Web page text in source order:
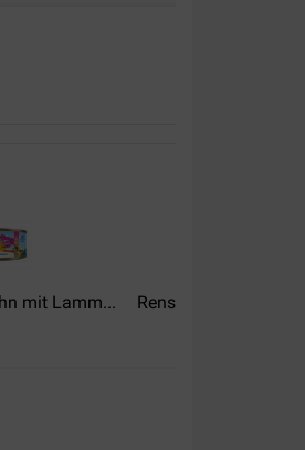
niet gereageerd
mit Lamm... Renske Huhn mit